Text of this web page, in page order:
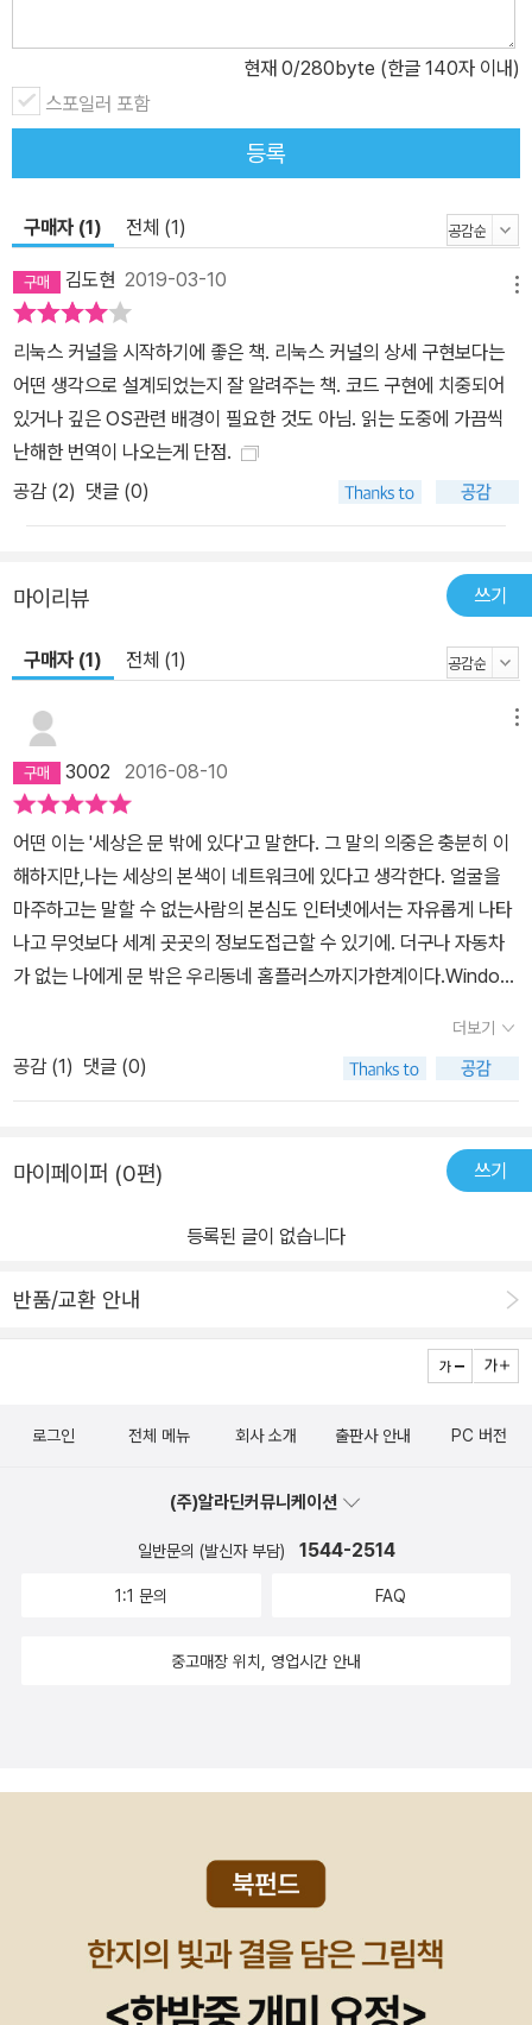
기를 바란다. 이 책은 핵심 커널 시스템의 동작 방법과 그 설계 및 구
현을 모두 다룬다. 중요한 부분이므로 잠시 설명하고 넘어가자. 좋은
예가 바로 후반부 처리(bottom half)를 이용하는 장치 드라이버 구
성 요소를 다루는 8장 '후반부 처리와 지연된 작업'이다. 이 장에서는
(핵심 커널 개발자나 학구적인 독자가 관심을 가질 만한) 커널 후반부
처리의 설계와 구현에 대해서 다루고, (장치 드라이버 개발자나 통상
적인 해커가 흥미를 느낄 만한) 커널이 제공하는 인터페이스를 이용
해 실제 후반부 처리를 구현하는 방법에 대해서도 다룬다. 양측 모두
두 가지 측면의 논의가 필수적이라는 사실을 알 수 있을 것이다. 커널
의 내부 작동 방식을 확실히 알고 있어야 하는 핵심 커널 개발자는 인
터페이스가 실제 사용되는 방식에 대해서도 잘 알고 있어야 한다. 그
와 동시에, 장치 드라이버 개발자 역시 인터페이스 너머의 내부 구현
에 대해 이해함으로써 드라이버 개발 작업에 도움을 받을 수 있다. 이
는 라이브러리의 API를 배우는 것과 라이브러리의 실제 구현을 공부
고 배우는 경우가 많다. 마찬가지로 라이브러리 개발자는 라이브러리
설계와 구현에 대해서만 신경 쓴다. 하지만 나는 양자 모두가 서로 반
대편 사정을 이해하기 위해 노력해야 한다고 생각한다. 하부 운영체
제를 잘 이해하는 애플리케이션 개발자는 운영체제를 훨씬 더 잘 활
용할 수 있다. 마찬가지로 라이브러리 개발자는 라이브러리를 이용하
는 애플리케이션이 처한 현실과 실제 상황을 외면해서는 안 된다. 따
라서 이 책이 양쪽 사람들에게 유용하기를 바랄 뿐 아니라, 책 내용 전
체가 양측에 도움이 되기를 바라는 마음으로 커널 서브시스템의 설계
와 구현 모두를 설명할 것이다. 나는 독자들이 C 프로그래밍에 대해
알고 있으며, 리눅스에 익숙하다고 가정했다. 운영체제 설계나 다른
전산 분야의 개념에 대한 경험이 있으면 도움이 되겠지만, 이런 개념
들에 대해 최대한 많이 설명하려고 노력했다. 부족하다면, 운영체제
설계에 대한 훌륭한 책이 포함된 참고 문헌 항목을 살펴보라. 이 책은
의 교재 없이 고급 학부 과목이나 대학원 수준의 과목에서도 사용할
늘어남에 따라 리눅스 개발과 유지보수에 참여하려는 시스템 소프트
웨어 개발자도 점점 늘어는 추세다. 이들 중에는 순전히 개인적인 관
웨어 제조사에서 일하기 때문에 혹은 기업 내에서 개발 프로젝트를
에 부딪힌다. 커널을 배우는 데 걸리는 시간이 더 길어지고, 어려워지
고 있다는 점이다. 시스템은 매우 크고, 더욱 더 복잡해지고 있다. 시
간이 지날수록 지금 커널을 개발하는 개발자들은 커널에 대해 더욱
더 벌어질 수밖에 없다. 나는 이렇게 커널 소스에 대한 접근이 점점 어
며, 이 문제는 시간이 지남에 따라 더 심해질 것이라고 생각한다. 리눅
스의 앞날을 걱정하는 사람이라면 커널 개발에 참여할 수 있는 개발
해결하는 방법 중 하나는 깔끔한 코드를 유지하는 것이다. 이해하기
한다' 등과 같은 원칙을 지키는 일이다. 이것이 리누스 토발즈가 선택
을 해야 하는지 전체를 살펴볼 수 있는 시각과 개발자들이 그 목적을
달성하려고 어떤 방법을 사용했는지에 대한 정보를 얻을 수 없다. 따
라서 커널을 이해하기 위한 출발점으로는 가장 필요한 것은 잘 작성
된 문서다. 로버트 러브(Robert Love)가 쓴 이 책은 숙련된 개발자
만이 알 수 있는 커널 서브시스템에 대한 본질적인 이해와, 이를 구현
현재 0/280byte (한글 140자 이내)
스포일러 포함
등록
구매자 (1) 전체 (1)
김도현 2019-03-10
리눅스 커널을 시작하기에 좋은 책. 리눅스 커널의 상세 구현보다는
어떤 생각으로 설계되었는지 잘 알려주는 책. 코드 구현에 치중되어
있거나 깊은 OS관련 배경이 필요한 것도 아님. 읽는 도중에 가끔씩
난해한 번역이 나오는게 단점.
공감 (2) 댓글 (0)
마이리뷰 쓰기
구매자 (1) 전체 (1)
3002 2016-08-10
어떤 이는 '세상은 문 밖에 있다'고 말한다. 그 말의 의중은 충분히 이
해하지만,나는 세상의 본색이 네트워크에 있다고 생각한다. 얼굴을
마주하고는 말할 수 없는사람의 본심도 인터넷에서는 자유롭게 나타
나고 무엇보다 세계 곳곳의 정보도접근할 수 있기에. 더구나 자동차
가 없는 나에게 문 밖은 우리동네 홈플러스까지가한계이다.Window
icrosoft사만이 알고 있는 소스코드로 만들어져 판매되는 제품이지
만,'Dream Spark'라는 자사 사이트에서 통합개발환경 'Visual Stu
dio 2015 Community'를무료로 제공하고, 학교 메일로 학생임을
ndows OS만 수백 개 단위로 구매하는 등, 그런 확고한자금 기반이
그럼에도 프로그래밍을 공부하고픈 학생 입장에서 Microsoft의 배
자 입장 아래로,다시 그걸 가능하게 해주는 동영상 플레이어, 웹브라
가 있다.그 커널 단계 위까지는 사실 비슷하다고 보는데, Qt나 MFC
하는 것도다르지만 결과물은 거의 비슷하다. 서로 장단은 있지만 한
이브러리 'OpenCV'나데이터베이스 관리툴 'MariaDB' 등의 도구들
도 사용자가 어떤 OS에 있건자신들의 툴을 끌어다 쓸 수 있도록 고
는 kernel을빌드할 수 없다. Windows는 대표적인 상업용 'closed
로 빌드해서시스템의 아키텍처와 호환만 되면 구동되는 응용프로그
원에 팔 수 없다.- 책에서 소개한 '리눅스 커널 메일링 리스트'에 자신
의 이메일을 등록하면하루 300개 이상의 공지, 논의, 토론이 오가는
열기를 볼 수 있다.오픈소스 진영은 무료로 운영체제와 프로그램의
소스코드를 공개한 뒤,사용자들이 직접 공구를 들고 대장간에 모이기
를 기대한다.1,800만 줄이 넘는 Linux 커널은 오픈소스 진영의 가장
더보기
공감 (1) 댓글 (0)
마이페이퍼 (0편) 쓰기
등록된 글이 없습니다
반품/교환 안내
로그인 전체 메뉴 회사 소개 출판사 안내 PC 버전
(주)알라딘커뮤니케이션
일반문의 (발신자 부담) 1544-2514
1:1 문의 FAQ
중고매장 위치, 영업시간 안내